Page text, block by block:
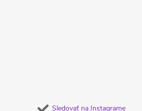
Sledovať na Instagrame